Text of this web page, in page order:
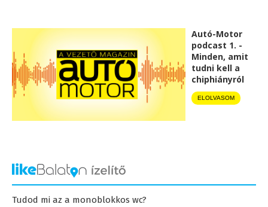
Autó-Motor
podcast 1. -
Minden, amit
tudni kell a
chiphiányról
ELOLVASOM
Tudod mi az a monoblokkos wc?